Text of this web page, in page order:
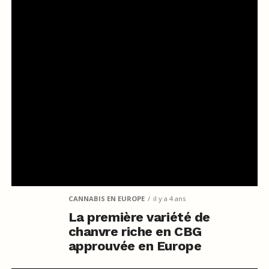
CANNABIS EN EUROPE il y a 4 ans
La première variété de
chanvre riche en CBG
approuvée en Europe